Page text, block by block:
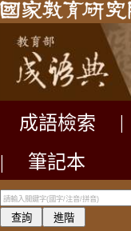
成語檢索
|
筆記本